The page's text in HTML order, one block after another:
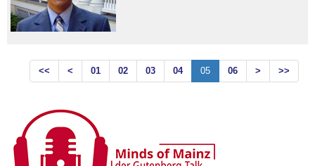
<< < 01 02 03 04 05 06 > >>